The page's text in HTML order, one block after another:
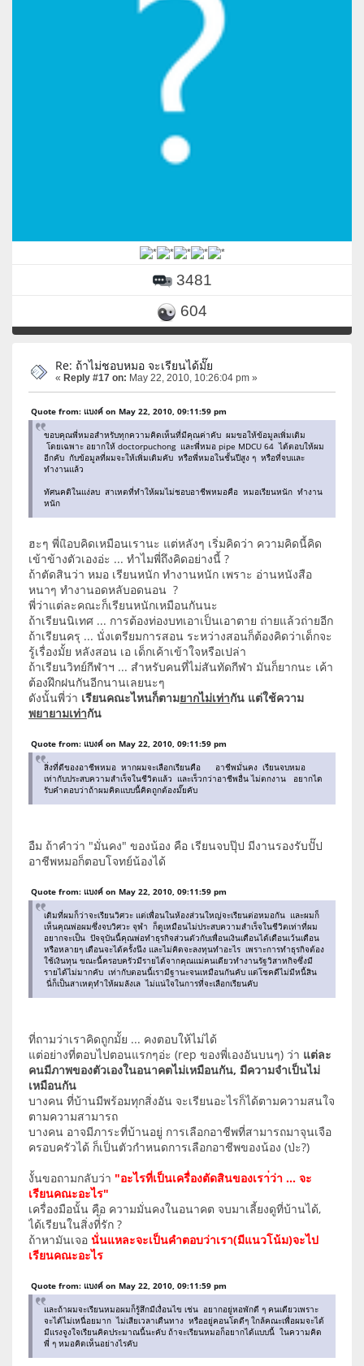
3481
604
Re: ถ้าไม่ชอบหมอ จะเรียนได้มั๊ย
« Reply #17 on: May 22, 2010, 10:26:04 pm »
Quote from: แบงค์ on May 22, 2010, 09:11:59 pm
ขอบคุณพี่หมอสำหรับทุกความคิดเห็นที่มีคุณค่าคับ ผมขอให้ข้อมูลเพิ่มเติม
โดยเฉพาะ อยากให้ doctorpuchong และพี่หมอ pipe MDCU 64 ได้ตอบให้ผม
อีกคับ กับข้อมูลที่ผมจะให้เพิ่มเติมคับ หรือพี่หมอในชั้นปีสูง ๆ หรือที่จบและ
ทำงานแล้ว
ทัศนคติในแง่ลบ สาเหตที่ทำให้ผมไม่ชอบอาชีพหมอคือ หมอเรียนหนัก ทำงาน
หนัก
ฮะๆ พี่แิอบคิดเหมือนเรานะ แต่หลังๆ เริ่มคิดว่า ความคิดนี้คิด
เข้าข้างตัวเองอ่ะ ... ทำไมพี่ถึงคิดอย่างนี้ ?
ถ้าตัดสินว่า หมอ เรียนหนัก ทำงานหนัก เพราะ อ่านหนังสือ
หนาๆ ทำงานอดหลับอดนอน ?
พี่ว่าแต่ละคณะก็เรียนหนักเหมือนกันนะ
ถ้าเรียนนิเทศ ... การต้องท่องบทเอาเป็นเอาตาย ถ่ายแล้วถ่ายอีก
ถ้าเรียนครุ ... นั่งเตรียมการสอน ระหว่างสอนก็ต้องคิดว่าเด็กจะ
รู้เรื่องมั้ย หลังสอน เอ เด็กเค้าเข้าใจหรือเปล่า
ถ้าเรียนวิทย์กีฬาฯ ... สำหรับคนที่ไม่สันทัดกีฬา มันก็ยากนะ เค้า
ต้องฝึกฝนกันอีกนานเลยนะๆ
ดังนั้นพี่ว่า เรียนคณะไหนก็ตามยากไม่เท่ากัน แต่ใช้ความ
พยายามเท่ากัน
Quote from: แบงค์ on May 22, 2010, 09:11:59 pm
สิ่งที่ดีของอาชีพหมอ หากผมจะเลือกเรียนคือ อาชีพมั่นคง เรียนจบหมอ
เท่ากับประสบความสำเร็จในชีวิตแล้ว และเร็วกว่าอาชีพอื่น ไม่ตกงาน อยากได
รับคำตอบว่าถ้าผมคิดแบบนี้คิดถูกต้องมั๊ยคับ
อืม ถ้าคำว่า "มั่นคง" ของน้อง คือ เรียนจบปุ๊ป มีงานรองรับปั๊ป
อาชีพหมอก็ตอบโจทย์น้องได้
Quote from: แบงค์ on May 22, 2010, 09:11:59 pm
เดิมที่ผมก็ว่าจะเรียนวิศวะ แต่เพื่อนในห้องส่วนใหญ่จะเรียนต่อหมอกัน และผมก็
เห็นคุณพ่อผมซึ่งจบวิศวะ จุฬา ก็ดูเหมือนไม่ประสบความสำเร็จในชีวิตเท่าที่ผม
อยากจะเป็น ปัจจุบันนี้คุณพ่อทำธุรกิจส่วนตัวกับเพื่อนเงินเดือนได้เดือนเว้นเดือน
หรือหลายๆ เดือนจะได้ครั้งนึง และไม่คิดจะลงทุนทำอะไร เพราะการทำธุรกิจต้อง
ใช้เงินทุน ขณะนี้ครอบครัวมีรายได้จากคุณแม่คนเดียวทำงานรัฐวิสาหกิจซึ่งมี
รายได้ไม่มากคับ เท่ากับตอนนี้เรามีฐานะจนเหมือนกันคับ แต่โชคดีไม่มีหนี้สิน
นี่ก็เป็นสาเหตุทำให้ผมลังเล ไม่แน่ใจในการที่จะเลือกเรียนคับ
ที่ถามว่าเราคิดถูกมั้ย ... คงตอบให้ไม่ได้
แต่อย่างที่ตอบไปตอนแรกๆอ่ะ (rep ของพี่เองอันบนๆ) ว่า แต่ละ
คนมีภาพของตัวเองในอนาคตไม่เหมือนกัน, มีความจำเป็นไม่
เหมือนกัน
บางคน ที่บ้านมีพร้อมทุกสิ่งอัน จะเรียนอะไรก็ได้ตามความสนใจ
ตามความสามารถ
บางคน อาจมีภาระที่บ้านอยู่ การเลือกอาชีพที่สามารถมาจุนเจือ
ครอบครัวได้ ก็เป็นตัวกำหนดการเลือกอาชีพของน้อง (ป่ะ?)
งั้นขอถามกลับว่า "อะไรที่เป็นเครื่องตัดสินของเรา่ว่า ... จะ
เรียนคณะอะไร"
เครื่องมือนั้น คือ ความมั่นคงในอนาคต จบมาเลี้ยงดูที่บ้านได้,
ได้เรียนในสิ่งที่ัรัก ?
ถ้าหามันเจอ นั่นแหละจะเป็นคำตอบว่าเรา(มีแนวโน้ม)จะไป
เรียนคณะอะไร
Quote from: แบงค์ on May 22, 2010, 09:11:59 pm
และถ้าผมจะเรียนหมอผมก็รู้สึกมีเงื่อนไข เช่น อยากอยู่หอพักดี ๆ คนเดียวเพราะ
จะได้ไม่เหนื่อยมาก ไม่เสียเวลาเดืนทาง หรืออยู่คอนโดดีๆ ใกล้คณะเพื่อผมจะได้
มีแรงจูงใจเรียนคิดประมาณนี้นะคับ ถ้าจะเรียนหมอก็อยากได้แบบนี้ ในความคิด
พี่ ๆ หมอคิดเห็นอย่างไรคับ